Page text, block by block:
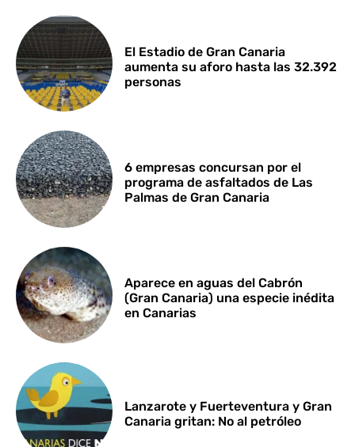
El Estadio de Gran Canaria
aumenta su aforo hasta las 32.392
personas
6 empresas concursan por el
programa de asfaltados de Las
Palmas de Gran Canaria
Aparece en aguas del Cabrón
(Gran Canaria) una especie inédita
en Canarias
Lanzarote y Fuerteventura y Gran
Canaria gritan: No al petróleo